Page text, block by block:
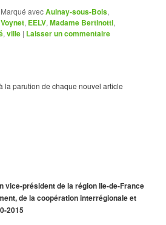
Marqué avecAulnay-sous-Bois,
, EELV,Madame Bertinotti,
,ville | Laisser un commentaire
la parution de chaque nouvel article
vice-président de la région Ile-de-France
de la coopération interrégionale et
2015